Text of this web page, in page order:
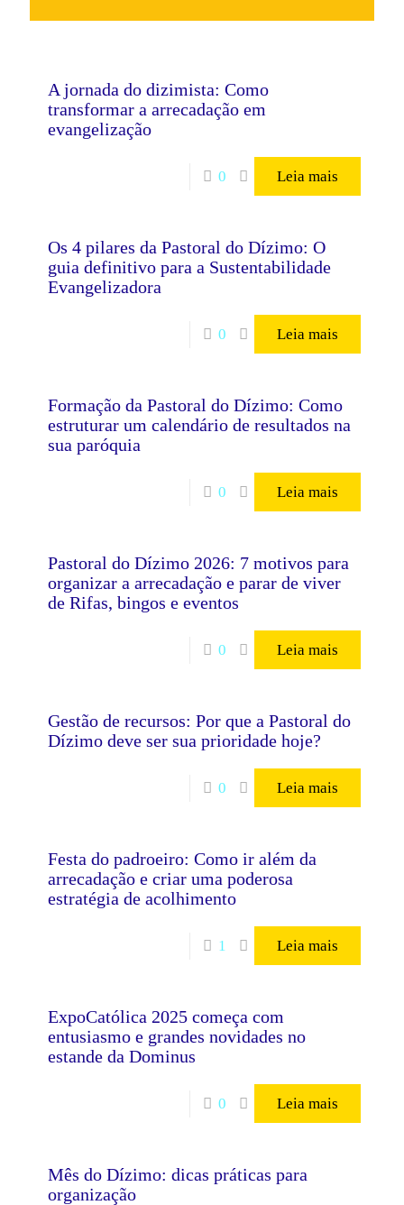
A jornada do dizimista: Como
transformar a arrecadação em
evangelização
0 Leia mais
Os 4 pilares da Pastoral do Dízimo: O
guia definitivo para a Sustentabilidade
Evangelizadora
0 Leia mais
Formação da Pastoral do Dízimo: Como
estruturar um calendário de resultados na
sua paróquia
0 Leia mais
Pastoral do Dízimo 2026: 7 motivos para
organizar a arrecadação e parar de viver
de Rifas, bingos e eventos
0 Leia mais
Gestão de recursos: Por que a Pastoral do
Dízimo deve ser sua prioridade hoje?
0 Leia mais
Festa do padroeiro: Como ir além da
arrecadação e criar uma poderosa
estratégia de acolhimento
1 Leia mais
ExpoCatólica 2025 começa com
entusiasmo e grandes novidades no
estande da Dominus
0 Leia mais
Mês do Dízimo: dicas práticas para
organização